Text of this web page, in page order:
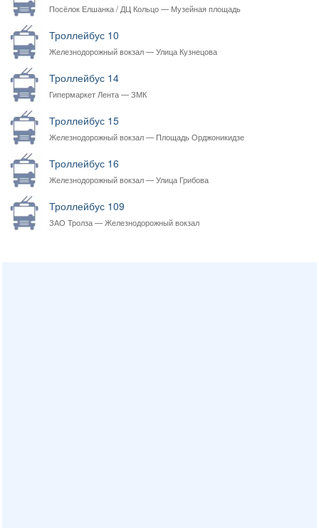
Посёлок Елшанка / ДЦ Кольцо — Музейная площадь
Троллейбус 10
Железнодорожный вокзал — Улица Кузнецова
Троллейбус 14
Гипермаркет Лента — ЗМК
Троллейбус 15
Железнодорожный вокзал — Площадь Орджоникидзе
Троллейбус 16
Железнодорожный вокзал — Улица Грибова
Троллейбус 109
ЗАО Тролза — Железнодорожный вокзал